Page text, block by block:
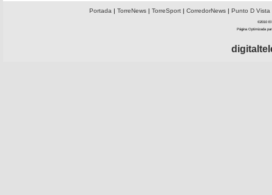
Portada | TorreNews| TorreSport| CorredorNews| Punto D Vista
©2010 El
Página Optimizada